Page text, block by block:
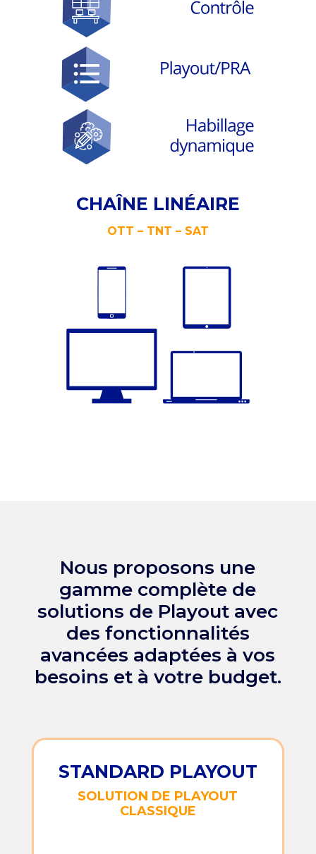
CHAÎNE LINÉAIRE
OTT – TNT – SAT
Nous proposons une
gamme complète de
solutions de Playout avec
des fonctionnalités
avancées adaptées à vos
besoins et à votre budget.
STANDARD PLAYOUT
SOLUTION DE PLAYOUT
CLASSIQUE